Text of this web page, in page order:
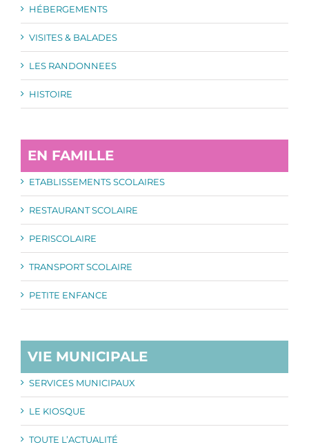
HÉBERGEMENTS
VISITES & BALADES
LES RANDONNEES
HISTOIRE
EN FAMILLE
ETABLISSEMENTS SCOLAIRES
RESTAURANT SCOLAIRE
PERISCOLAIRE
TRANSPORT SCOLAIRE
PETITE ENFANCE
VIE MUNICIPALE
SERVICES MUNICIPAUX
LE KIOSQUE
TOUTE L’ACTUALITÉ